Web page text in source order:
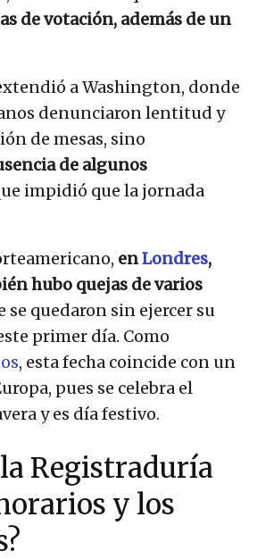
de votación, además de un
a Washington, donde
denunciaron lentitud y
de mesas, sino
de algunos
impidió que la jornada
enLondres,
hubo quejas de varios
se quedaron sin ejercer su
primer día. Como
, esta fecha coincide con un
pues se celebra el
y es día festivo.
la Registraduría
y los